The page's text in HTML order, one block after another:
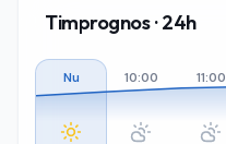
Timprognos · 24h
Nu 10:00 11:00